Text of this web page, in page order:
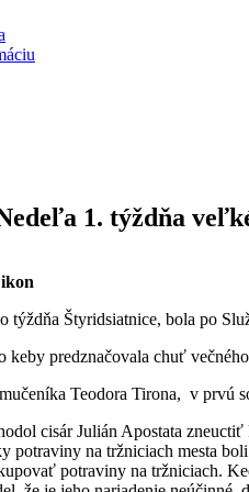
1. týždňa
týždňa Štyridsiatnice, bola po
predznačovala chuť
Teodora Tirona, v prvú
cisár Julián Apostata
potraviny na tržniciach mesta
potraviny na tržniciach.